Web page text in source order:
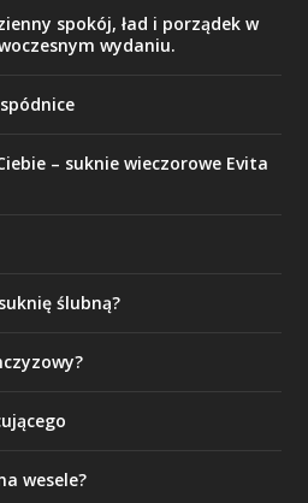
spokój, ład i porządek w
wydaniu.
– suknie wieczorowe Evita
ślubną?
wesele?